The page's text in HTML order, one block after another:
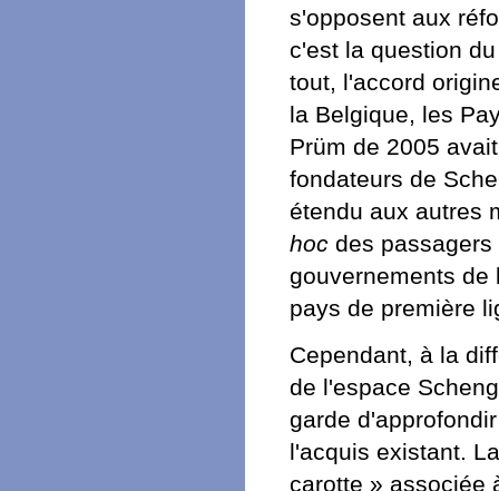
s'opposent aux
c'est la question
tout, l'accord
la Belgique, les
Prüm de 2005
fondateurs de
étendu aux autres
hoc des
gouvernements de
pays de première
Cependant, à la
de l'espace
garde
l'acquis existant.
carotte » associée